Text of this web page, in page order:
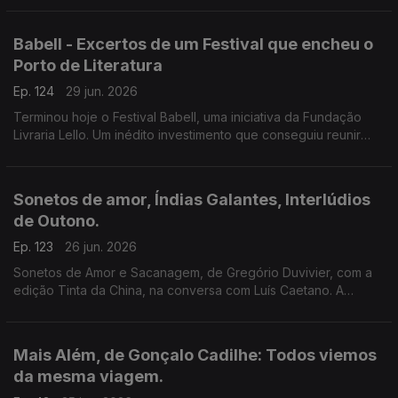
Babell - Excertos de um Festival que encheu o
Porto de Literatura
Ep. 124
29 jun. 2026
Terminou hoje o Festival Babell, uma iniciativa da Fundação
Livraria Lello. Um inédito investimento que conseguiu reunir
Conceição Evaristo, Milton Hatoum e Héctor Abad Faciolince.
Sonetos de amor, Índias Galantes, Interlúdios
de Outono.
Ep. 123
26 jun. 2026
Sonetos de Amor e Sacanagem, de Gregório Duvivier, com a
edição Tinta da China, na conversa com Luís Caetano. A
Mais Além, de Gonçalo Cadilhe: Todos viemos
da mesma viagem.